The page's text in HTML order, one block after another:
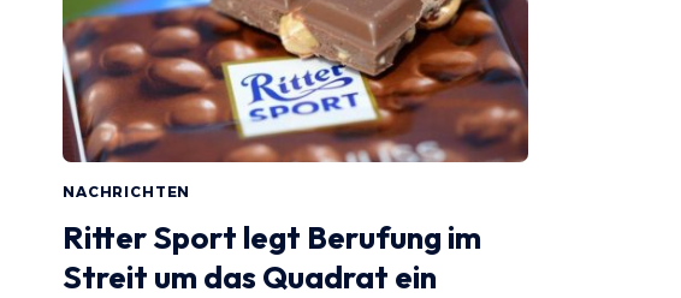
NACHRICHTEN
Ritter Sport legt Berufung im
Streit um das Quadrat ein